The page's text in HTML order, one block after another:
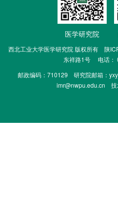
医学研究院
西北工业大学医学研究院 版权所有 陕
东祥路1号 电话：
邮政编码：710129 研究院邮箱：
imr@nwpu.edu.cn 技